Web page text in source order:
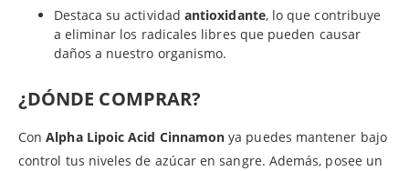
Destaca su actividad antioxidante, lo que contribuye
a eliminar los radicales libres que pueden causar
daños a nuestro organismo.
¿DÓNDE COMPRAR?
ConAlpha Lipoic Acid Cinnamon ya puedes mantener bajo
control tus niveles de azúcar en sangre. Además, posee un